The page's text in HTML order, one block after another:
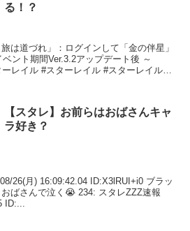
る！？
は道づれ」：ログインして「金の伴星」
ント期間Ver.3.2アップデート後 ～
レイル #スターレイル #スターレイル予
【スタレ】お前らはおばさんキャ
ラ好き？
26(月) 16:09:42.04 ID:X3lRUI+i0 ブラッ
ばさんで泣く😭 234: スタレZZZ速報